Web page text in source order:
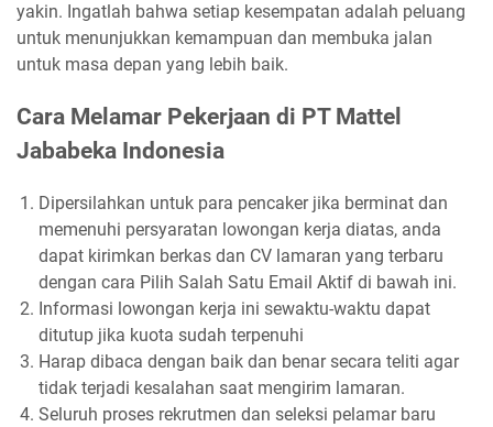
yakin. Ingatlah bahwa setiap kesempatan adalah peluang
untuk menunjukkan kemampuan dan membuka jalan
untuk masa depan yang lebih baik.
Cara Melamar Pekerjaan di PT Mattel
Jababeka Indonesia
Dipersilahkan untuk para pencaker jika berminat dan
memenuhi persyaratan lowongan kerja diatas, anda
dapat kirimkan berkas dan CV lamaran yang terbaru
dengan cara Pilih Salah Satu Email Aktif di bawah ini.
Informasi lowongan kerja ini sewaktu-waktu dapat
ditutup jika kuota sudah terpenuhi
Harap dibaca dengan baik dan benar secara teliti agar
tidak terjadi kesalahan saat mengirim lamaran.
Seluruh proses rekrutmen dan seleksi pelamar baru